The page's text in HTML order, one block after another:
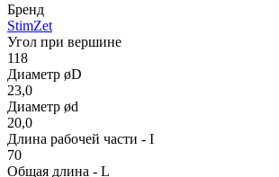
Бренд
StimZet
Угол при вершине
118
Диаметр øD
23,0
Диаметр ød
20,0
Длина рабочей части - I
70
Общая длина - L